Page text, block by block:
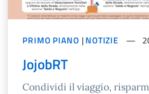
PRIMO PIANO |NOTIZIE
JojobRT
Condividi il viaggio,